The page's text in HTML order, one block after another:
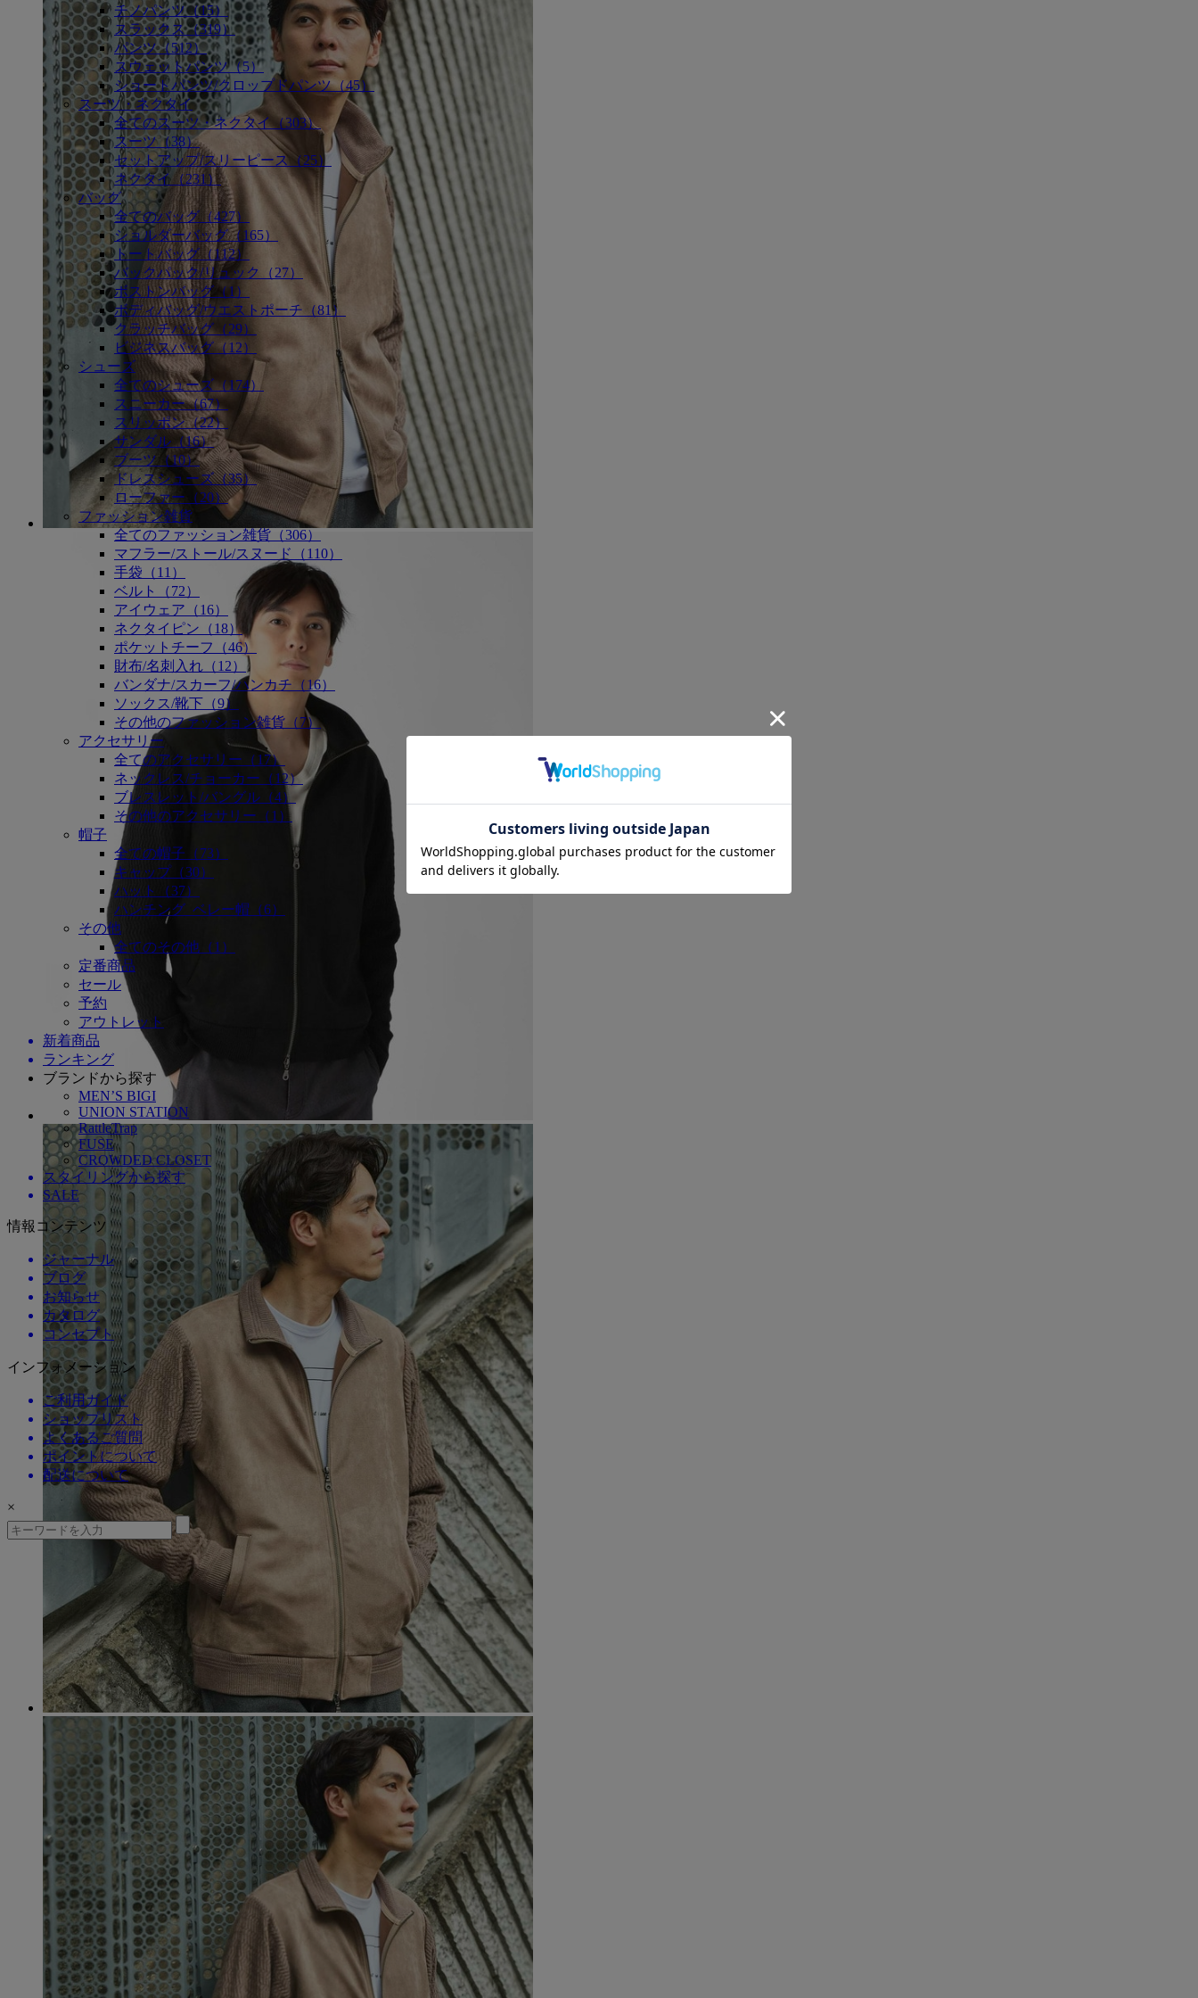
チノパンツ（15）
スラックス（319）
パンツ（512）
スウェットパンツ（5）
ショートパンツ/クロップドパンツ（45）
スーツ・ネクタイ
全てのスーツ・ネクタイ（303）
スーツ（38）
セットアップ/スリーピース（25）
ネクタイ（231）
バッグ
全てのバッグ（427）
ショルダーバッグ（165）
トートバッグ（112）
バックパック/リュック（27）
ボストンバッグ（1）
ボディバッグ/ウエストポーチ（81）
クラッチバッグ（29）
ビジネスバッグ（12）
シューズ
全てのシューズ（174）
スニーカー（67）
スリッポン（22）
サンダル（16）
ブーツ（10）
ドレスシューズ（35）
ローファー（20）
ファッション雑貨
全てのファッション雑貨（306）
マフラー/ストール/スヌード（110）
手袋（11）
ベルト（72）
アイウェア（16）
ネクタイピン（18）
ポケットチーフ（46）
財布/名刺入れ（12）
バンダナ/スカーフ/ハンカチ（16）
ソックス/靴下（9）
その他のファッション雑貨（7）
アクセサリー
全てのアクセサリー（17）
ネックレス/チョーカー（12）
ブレスレット/バングル（4）
その他のアクセサリー（1）
帽子
全ての帽子（73）
キャップ（30）
ハット（37）
ハンチング_ベレー帽（6）
その他
全てのその他（1）
定番商品
セール
予約
アウトレット
新着商品
ランキング
ブランドから探す
MEN’S BIGI
UNION STATION
RattleTrap
FUSE
CROWDED CLOSET
スタイリングから探す
SALE
情報コンテンツ
ジャーナル
ブログ
お知らせ
カタログ
コンセプト
インフォメーション
ご利用ガイド
ショップリスト
よくあるご質問
ポイントについて
配送について
×